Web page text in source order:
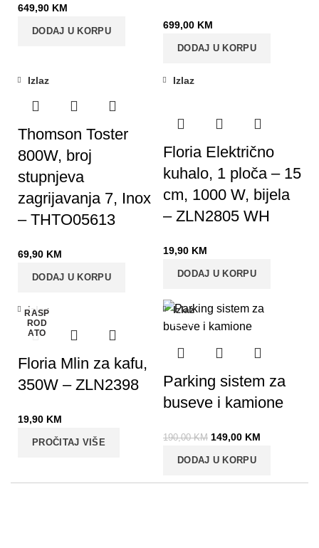
649,90 KM
DODAJ U KORPU
699,00 KM
DODAJ U KORPU
Izlaz
Thomson Toster
800W, broj
stupnjeva
zagrijavanja 7, Inox
– THTO05613
69,90 KM
DODAJ U KORPU
Izlaz
Floria Električno
kuhalo, 1 ploča – 15
cm, 1000 W, bijela
– ZLN2805 WH
19,90 KM
DODAJ U KORPU
RASP
ROD
ATO
Izlaz
Floria Mlin za kafu,
350W – ZLN2398
19,90 KM
PROČITAJ VIŠE
-22%
Izlaz
Parking sistem za
buseve i kamione
190,00KM 149,00 KM
DODAJ U KORPU